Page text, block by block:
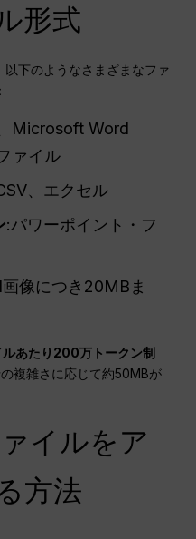
形式
下のようなさまざまなファ
Microsoft Word
ァイル
、エクセル
:パワーポイント・フ
像につき20MBま
ルあたり200万トークン制
複雑さに応じて約50MBが
イルをア
方法